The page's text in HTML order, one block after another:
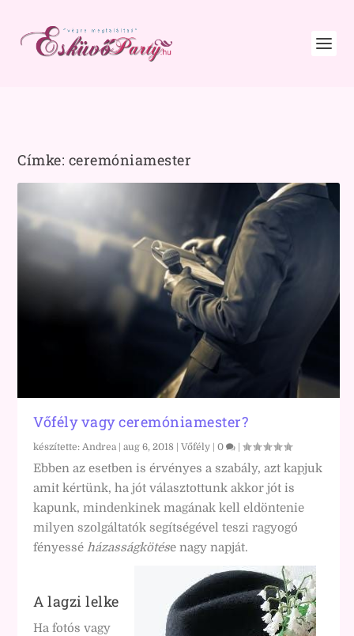
Címke: ceremóniamester
Vőfély vagy ceremóniamester?
készítette: Andrea |aug 6, 2018 |Vőfély |0 |
Ebben az esetben is érvényes a szabály, azt kapjuk
amit kértünk, ha jót választottunk akkor jót is
kapunk, mindenkinek magának kell eldöntenie
milyen szolgáltatók segítségével teszi ragyogó
fényesséházasságkötése nagy napját.
A lagzi lelke
Ha fotós vagy